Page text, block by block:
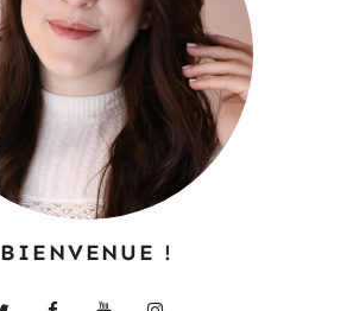
BIENVENUE !